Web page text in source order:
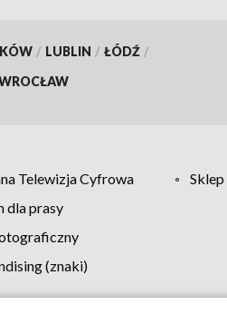
/ LUBLIN / ŁÓDŹ /
Telewizja Cyfrowa
dla prasy
(znaki)